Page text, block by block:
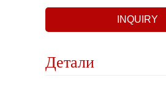
INQUIRY
Детали